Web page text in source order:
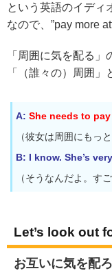
という英語のイディ
なので、”pay more
「周囲に気を配る」
「（誰々の）周囲」
A: She needs to
（彼女は周囲にもっ
B: I know. She’s
（そうなんだよ。す
Let’s look out
お互いに気を配ろ